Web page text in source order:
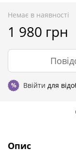
Немає в наявності
1 980 грн
% Ввійти для
Опис